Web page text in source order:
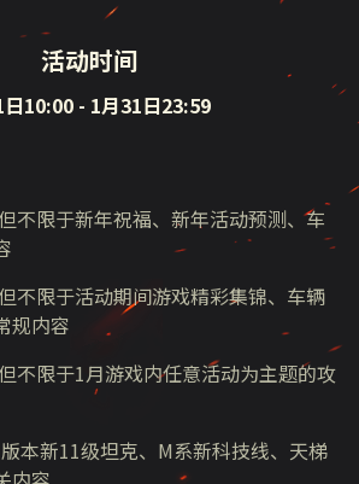
活动时间
日10:00 - 1月31日23:59
不限于新年祝福、新年活动预测、车
不限于活动期间游戏精彩集锦、车辆
规内容
不限于1月游戏内任意活动为主题的攻
本新11级坦克、 M系新科技线、天梯